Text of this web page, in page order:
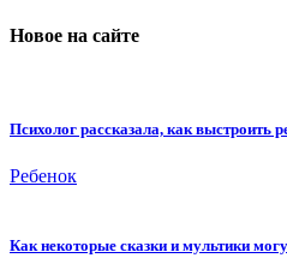
Новое на сайте
Психолог рассказала, как выстроить
Ребенок
Как некоторые сказки и мультики